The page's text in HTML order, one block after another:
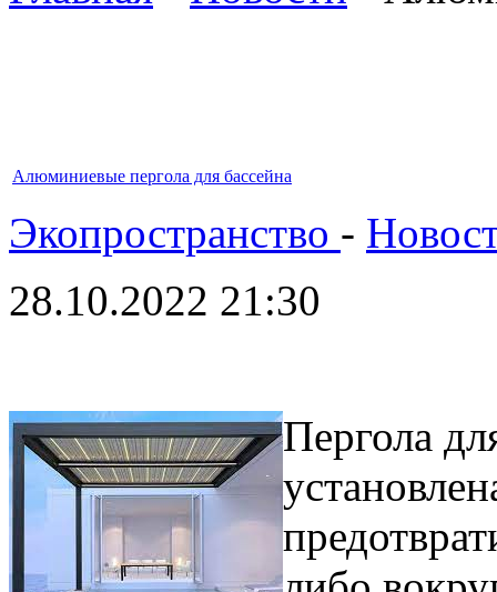
Алюминиевые пергола для бассейна
Экопространство -
28.10.2022 21:30
Пергола